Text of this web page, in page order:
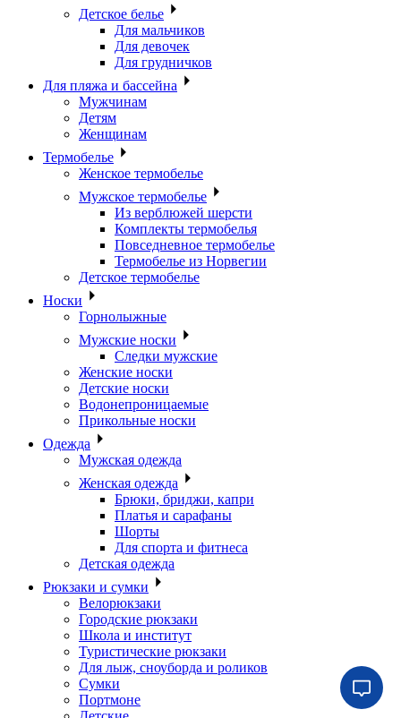
Детское белье
Для мальчиков
Для девочек
Для грудничков
Для пляжа и бассейна
Мужчинам
Детям
Женщинам
Термобелье
Женское термобелье
Мужское термобелье
Из верблюжей шерсти
Комплекты термобелья
Повседневное термобелье
Термобелье из Норвегии
Детское термобелье
Носки
Горнолыжные
Мужские носки
Следки мужские
Женские носки
Детские носки
Водонепроницаемые
Прикольные носки
Одежда
Мужская одежда
Женская одежда
Брюки, бриджи, капри
Платья и сарафаны
Шорты
Для спорта и фитнеса
Детская одежда
Рюкзаки и сумки
Велорюкзаки
Городские рюкзаки
Школа и институт
Туристические рюкзаки
Для лыж, сноуборда и роликов
Сумки
Портмоне